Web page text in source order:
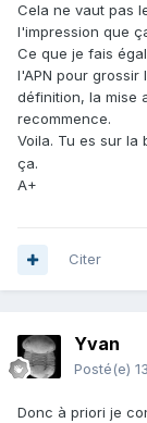
Cela ne vaut pas
l'impression que
Ce que je fais
l'APN pour
définition, la mise
recommence.
Voila. Tu es sur la
ça.
A+
Citer
Yvan
Posté(e)
Donc à priori je